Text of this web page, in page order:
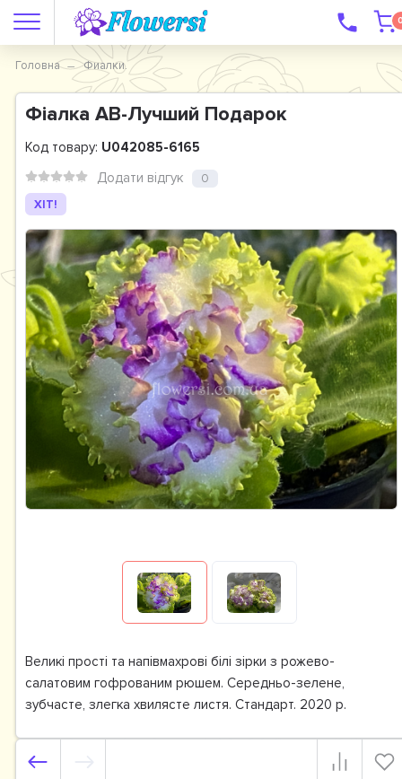
Головна Фиалки.
Фіалка АВ-Лучший Подарок
Код товару: U042085-6165
Додати відгук
0
ХІТ!
Великі прості та напівмахрові білі зірки з рожево-
салатовим гофрованим рюшем. Середньо-зелене,
зубчасте, злегка хвилясте листя. Стандарт. 2020 р.